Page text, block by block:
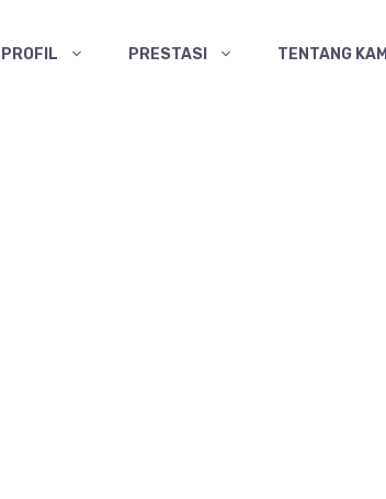
PROFIL PRESTASI TENTANG KAMI